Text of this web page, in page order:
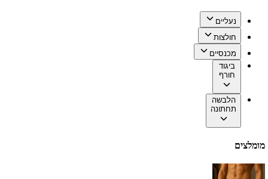
נעליים
חולצות
מכנסיים
ביגוד
חורף
הלבשה
תחתונה
מומלצים